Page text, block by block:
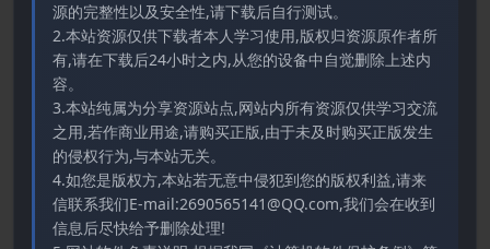
源的完整性以及安全性,请下载后自行测试。
2.本站资源仅供下载者本人学习使用,版权归资源原作者所
有,请在下载后24小时之内,从您的设备中自觉删除上述内
容。
3.本站纯属为分享资源站点,网站内所有资源仅供学习交流
之用,若作商业用途,请购买正版,由于未及时购买正版发生
的侵权行为,与本站无关。
4.如您是版权方,本站若无意中侵犯到您的版权利益,请来
信联系我们E-mail:2690565141@QQ.com,我们会在收到
信息后尽快给予删除处理!